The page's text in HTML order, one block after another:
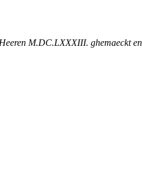
M.DC.LXXXIII. ghemaeckt